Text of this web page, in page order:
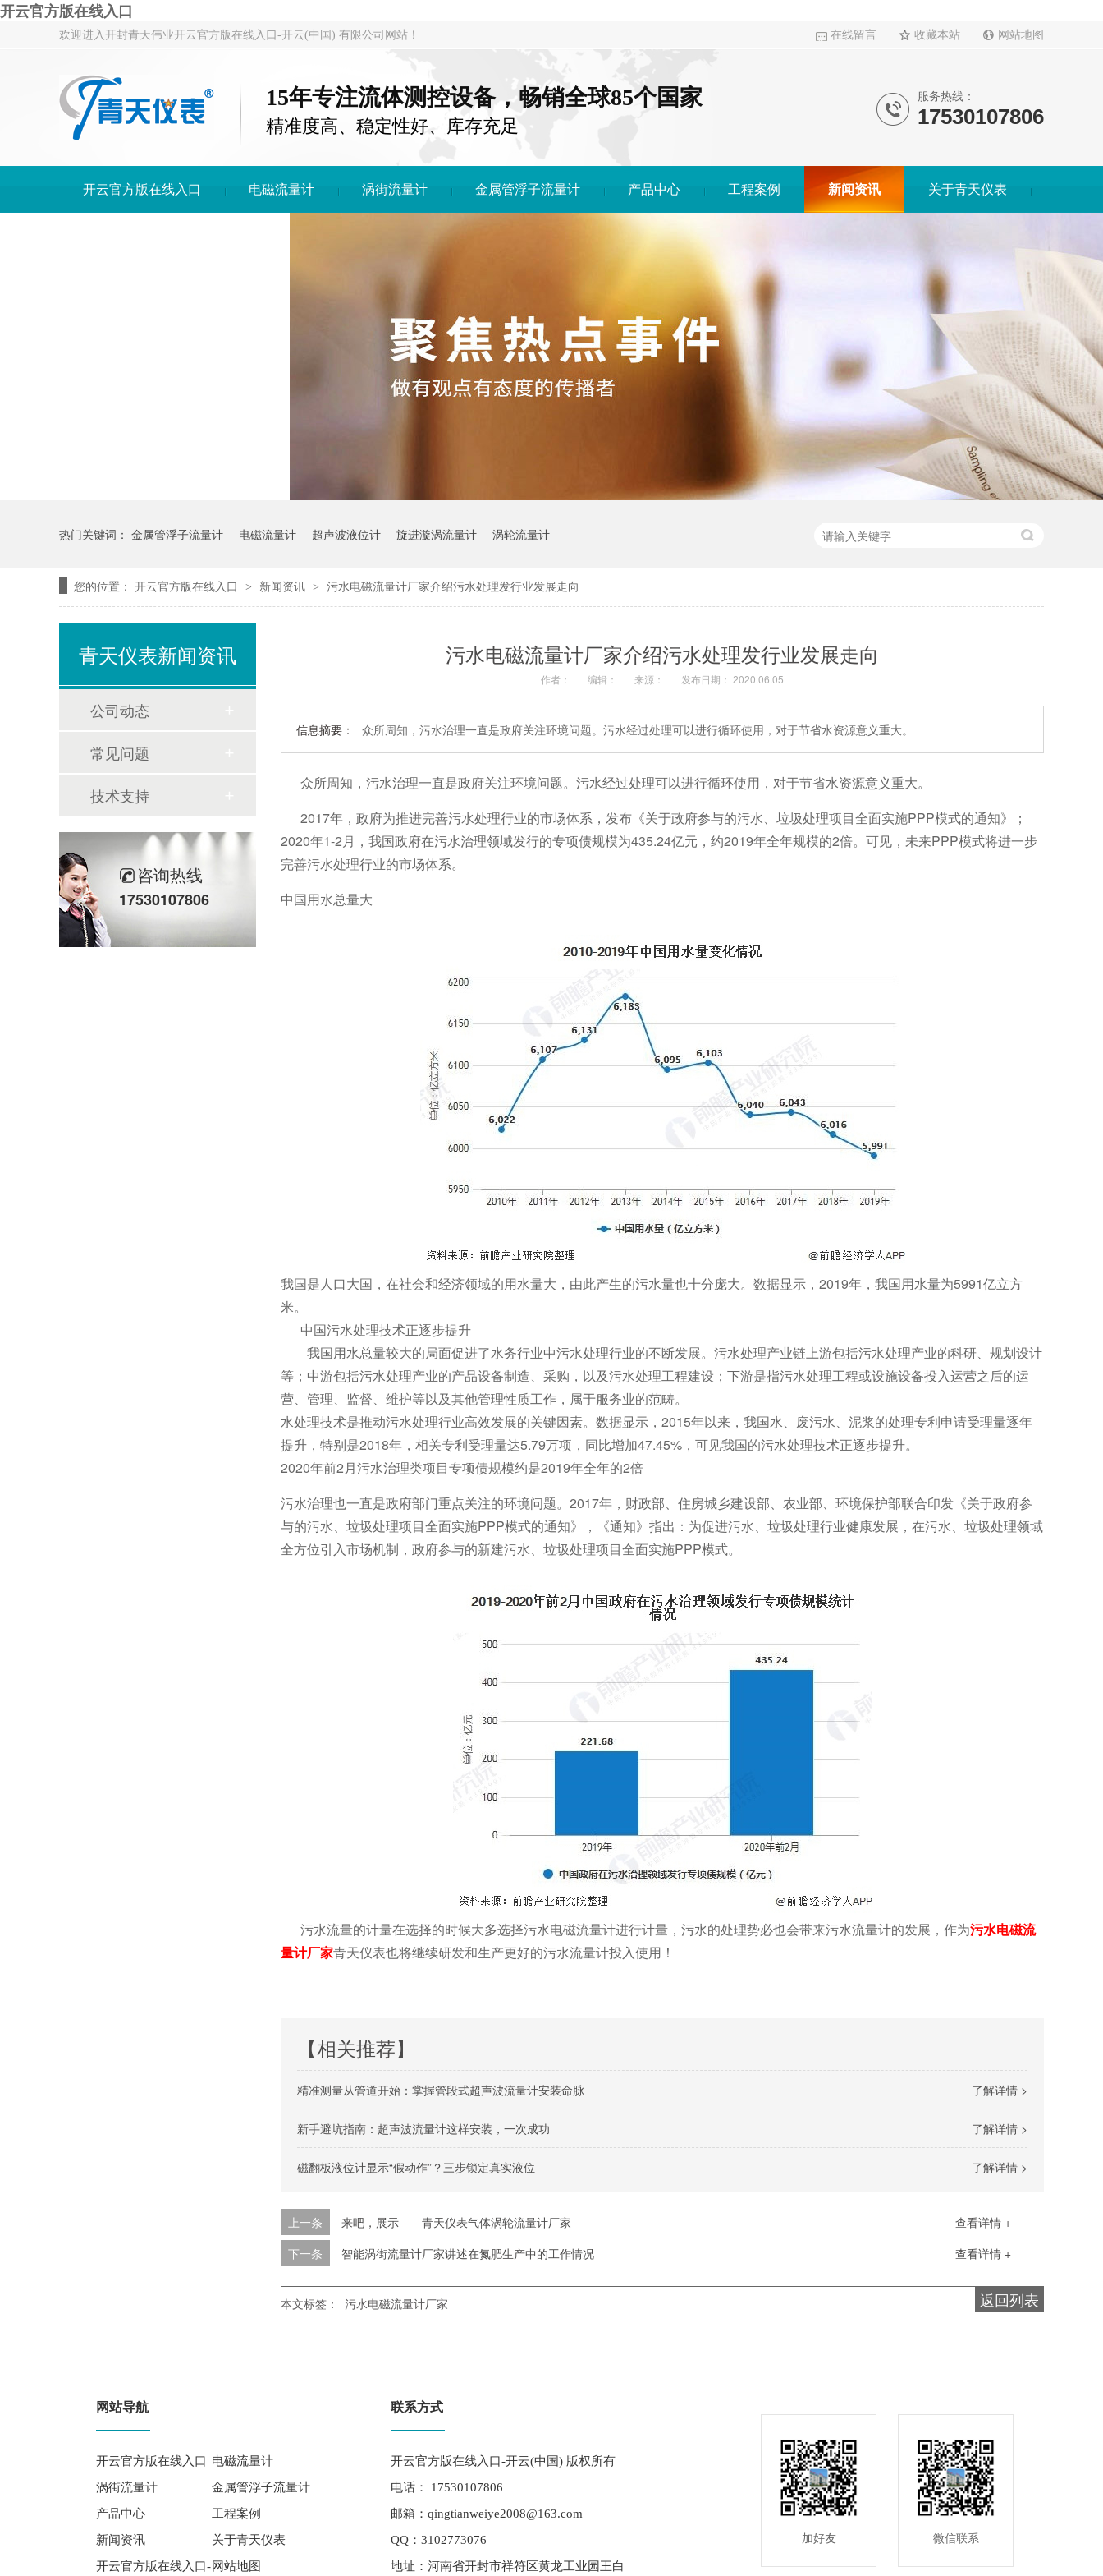
开云官方版在线入口
在线留言 收藏本站 网站地图
欢迎进入开封青天伟业开云官方版在线入口-开云(中国) 有限公司网站！
15年专注流体测控设备，畅销全球85个国家
精准度高、稳定性好、库存充足
服务热线：
17530107806
开云官方版在线入口 电磁流量计 涡街流量计 金属管浮子流量计 产品中心 工程案例 新闻资讯 关于青天仪表
热门关键词： 金属管浮子流量计 电磁流量计 超声波液位计 旋进漩涡流量计 涡轮流量计
您的位置： 开云官方版在线入口 > 新闻资讯 > 污水电磁流量计厂家介绍污水处理发行业发展走向
污水电磁流量计厂家介绍污水处理发行业发展走向
作者： 编辑： 来源： 发布日期： 2020.06.05
信息摘要： 众所周知，污水治理一直是政府关注环境问题。污水经过处理可以进行循环使用，对于节省水资源意义重大。
众所周知，污水治理一直是政府关注环境问题。污水经过处理可以进行循环使用，对于节省水资源意义重大。
2017年，政府为推进完善污水处理行业的市场体系，发布《关于政府参与的污水、垃圾处理项目全面实施PPP模式的通知》；
2020年1-2月，我国政府在污水治理领域发行的专项债规模为435.24亿元，约2019年全年规模的2倍。可见，未来PPP模式将进一步
完善污水处理行业的市场体系。
中国用水总量大
我国是人口大国，在社会和经济领域的用水量大，由此产生的污水量也十分庞大。数据显示，2019年，我国用水量为5991亿立方
米。
中国污水处理技术正逐步提升
我国用水总量较大的局面促进了水务行业中污水处理行业的不断发展。污水处理产业链上游包括污水处理产业的科研、规划设计
等；中游包括污水处理产业的产品设备制造、采购，以及污水处理工程建设；下游是指污水处理工程或设施设备投入运营之后的运
营、管理、监督、维护等以及其他管理性质工作，属于服务业的范畴。
水处理技术是推动污水处理行业高效发展的关键因素。数据显示，2015年以来，我国水、废污水、泥浆的处理专利申请受理量逐年
提升，特别是2018年，相关专利受理量达5.79万项，同比增加47.45%，可见我国的污水处理技术正逐步提升。
2020年前2月污水治理类项目专项债规模约是2019年全年的2倍
污水治理也一直是政府部门重点关注的环境问题。2017年，财政部、住房城乡建设部、农业部、环境保护部联合印发《关于政府参
与的污水、垃圾处理项目全面实施PPP模式的通知》，《通知》指出：为促进污水、垃圾处理行业健康发展，在污水、垃圾处理领域
全方位引入市场机制，政府参与的新建污水、垃圾处理项目全面实施PPP模式。
污水流量的计量在选择的时候大多选择污水电磁流量计进行计量，污水的处理势必也会带来污水流量计的发展，作为污水电磁流
量计厂家青天仪表也将继续研发和生产更好的污水流量计投入使用！
【相关推荐】
了解详情 >
精准测量从管道开始：掌握管段式超声波流量计安装命脉
了解详情 >
新手避坑指南：超声波流量计这样安装，一次成功
了解详情 >
磁翻板液位计显示“假动作”？三步锁定真实液位
查看详情 +
上一条
来吧，展示——青天仪表气体涡轮流量计厂家
查看详情 +
下一条 智能涡街流量计厂家讲述在氮肥生产中的工作情况
返回列表
本文标签： 污水电磁流量计厂家
青天仪表新闻资讯
公司动态
常见问题
技术支持
咨询热线
17530107806
网站导航
开云官方版在线入口 电磁流量计
涡街流量计
金属管浮子流量计
产品中心
工程案例
新闻资讯
关于青天仪表
开云官方版在线入口-网站地图
联系方式
开云官方版在线入口-开云(中国) 版权所有
电话： 17530107806
邮箱：qingtianweiye2008@163.com
QQ：3102773076
地址：河南省开封市祥符区黄龙工业园王白
加好友 微信联系